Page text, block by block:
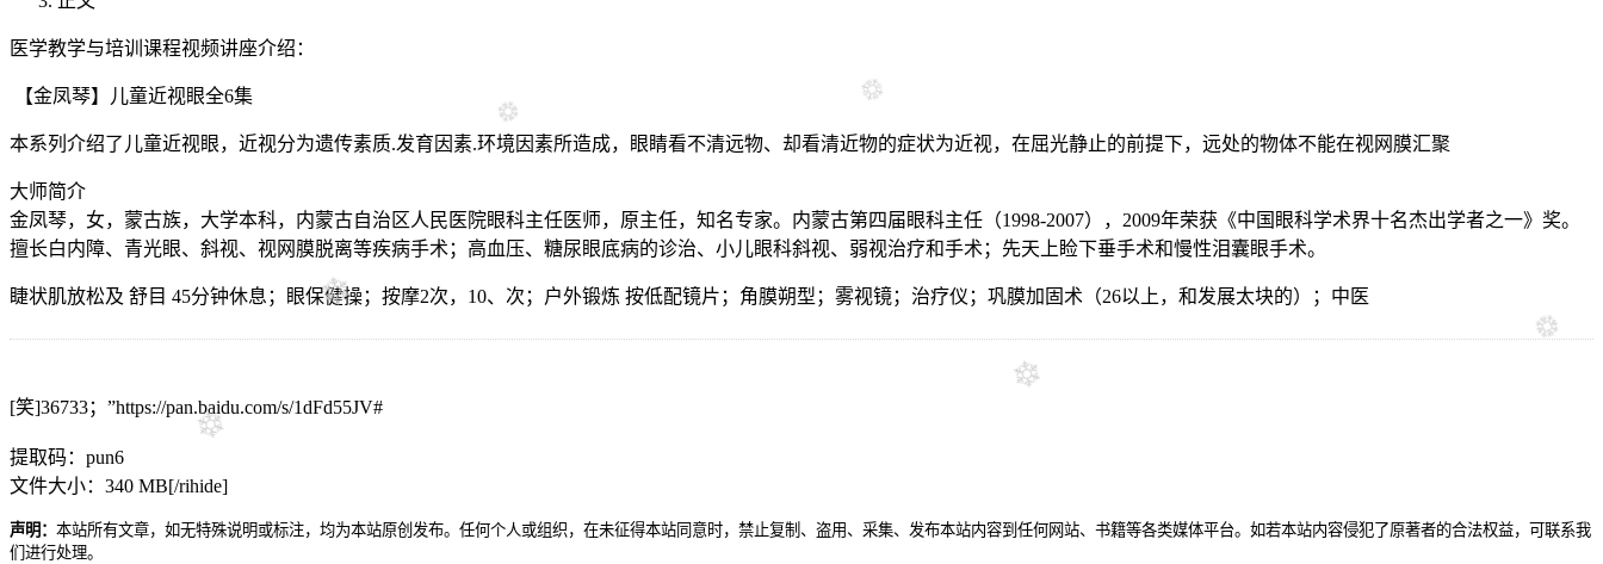
医学教学与培训课程视频讲座介绍：
【金凤琴】儿童近视眼全6集
本系列介绍了儿童近视眼，近视分为遗传素质.发育因素.环境因素所造成，眼睛看不清远物、却看清近物的症状为近视，在屈光静止的前提下，远处的物体不能在视网膜汇聚
大师简介
金凤琴，女，蒙古族，大学本科，内蒙古自治区人民医院眼科主任医师，原主任，知名专家。内蒙古第四届眼科主任（1998-2007），2009年荣获《中国眼科学术界十名杰出学者之一》奖。
擅长白内障、青光眼、斜视、视网膜脱离等疾病手术；高血压、糖尿眼底病的诊治、小儿眼科斜视、弱视治疗和手术；先天上睑下垂手术和慢性泪囊眼手术。
睫状肌放松及 舒目 45分钟休息；眼保健操；按摩2次，10、次；户外锻炼 按低配镜片；角膜朔型；雾视镜；治疗仪；巩膜加固术（26以上，和发展太块的）；中医
[笑]36733；”https://pan.baidu.com/s/1dFd55JV#
提取码：pun6
文件大小：340 MB[/rihide]
声明： 本站所有文章，如无特殊说明或标注，均为本站原创发布。任何个人或组织，在未征得本站同意时，禁止复制、盗用、采集、发布本站内容到任何网站、书籍等各类媒体平台。如若本站内容侵犯了原著者的合法权益，可联系我
们进行处理。